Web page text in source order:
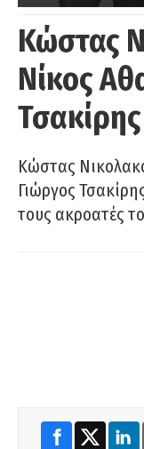
Κώστας
Νίκος
Τσακίρης
Κώστας
Γιώργος
τους ακροατές